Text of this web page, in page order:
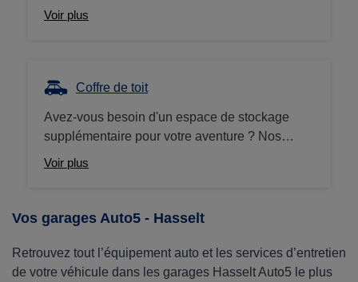
propose une large gamme de plaquettes et
prix compétitifs.
Voir plus
Coffre de toit
Avez-vous besoin d'un espace de stockage
supplémentaire pour votre aventure ? Nos
coffres de toit (ou d'attelage) sont la solution
meilleur prix, avec le montage offert en centre !
Voir plus
Vos garages Auto5 - Hasselt
Retrouvez tout l’équipement auto et les services d’entretien
de votre véhicule dans les garages Hasselt Auto5 le plus